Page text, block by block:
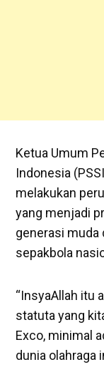
Ketua Umum
Indonesia
melakukan
yang menjadi
generasi muda
sepakbola
“InsyaAllah itu
statuta yang
Exco, minimal
dunia olahraga